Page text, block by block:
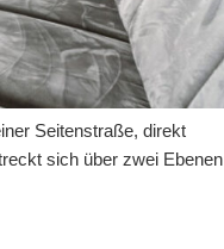
Seitenstraße, direkt
sich über zwei Ebenen